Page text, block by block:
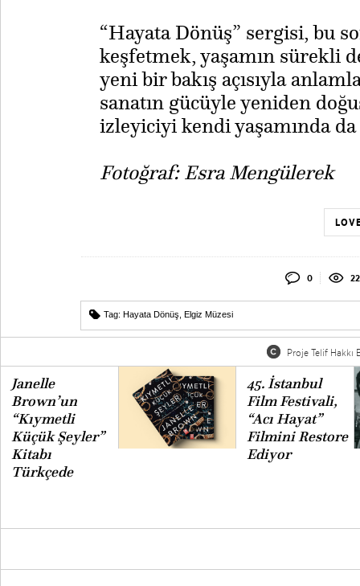
“Hayata Dönüş” sergisi, bu
keşfetmek, yaşamın sürekli
yeni bir bakış açısıyla
sanatın gücüyle yeniden
izleyiciyi kendi yaşamında
Fotoğraf: Esra Mengülerek
0
Tag: Hayata Dönüş Elgiz Müzesi
Proje Telif Hakkı
Janelle
Brown’un
“Kıymetli
Küçük Şeyler”
Kitabı
Türkçede
45. İstanbul
Film Festivali,
“Acı Hayat”
Filmini Restore
Ediyor